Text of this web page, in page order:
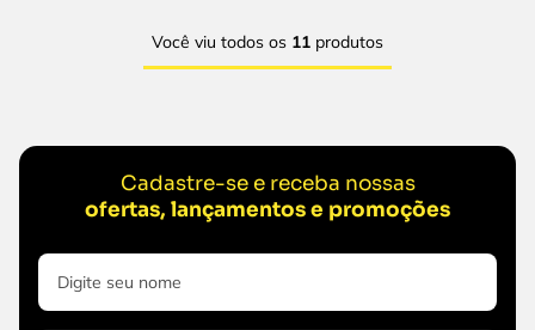
Você viu todos os 11 produtos
Cadastre-se e receba nossas
ofertas, lançamentos e promoções